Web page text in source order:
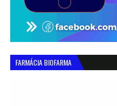
FARMÁCIA BIOFARMA